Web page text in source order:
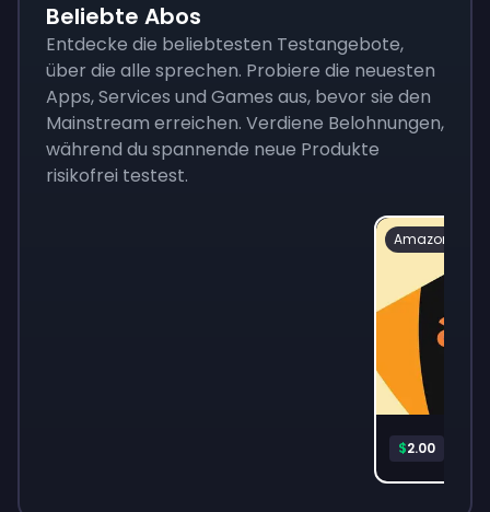
Beliebte Abos
Entdecke die beliebtesten Testangebote,
über die alle sprechen. Probiere die neuesten
Apps, Services und Games aus, bevor sie den
Mainstream erreichen. Verdiene Belohnungen,
während du spannende neue Produkte
risikofrei testest.
Amazon
$2.00